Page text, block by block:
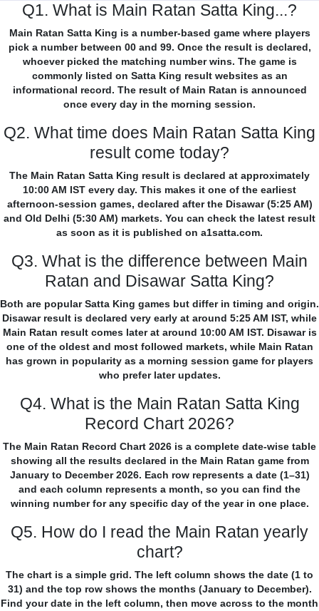
Q1. What is Main Ratan Satta King...?
Main Ratan Satta King is a number-based game where players
pick a number between 00 and 99. Once the result is declared,
whoever picked the matching number wins. The game is
commonly listed on Satta King result websites as an
informational record. The result of Main Ratan is announced
once every day in the morning session.
Q2. What time does Main Ratan Satta King
result come today?
The Main Ratan Satta King result is declared at approximately
10:00 AM IST every day. This makes it one of the earliest
afternoon-session games, declared after the Disawar (5:25 AM)
and Old Delhi (5:30 AM) markets. You can check the latest result
as soon as it is published on a1satta.com.
Q3. What is the difference between Main
Ratan and Disawar Satta King?
Both are popular Satta King games but differ in timing and origin.
Disawar result is declared very early at around 5:25 AM IST, while
Main Ratan result comes later at around 10:00 AM IST. Disawar is
one of the oldest and most followed markets, while Main Ratan
has grown in popularity as a morning session game for players
who prefer later updates.
Q4. What is the Main Ratan Satta King
Record Chart 2026?
The Main Ratan Record Chart 2026 is a complete date-wise table
showing all the results declared in the Main Ratan game from
January to December 2026. Each row represents a date (1–31)
and each column represents a month, so you can find the
winning number for any specific day of the year in one place.
Q5. How do I read the Main Ratan yearly
chart?
The chart is a simple grid. The left column shows the date (1 to
31) and the top row shows the months (January to December).
Find your date in the left column, then move across to the month